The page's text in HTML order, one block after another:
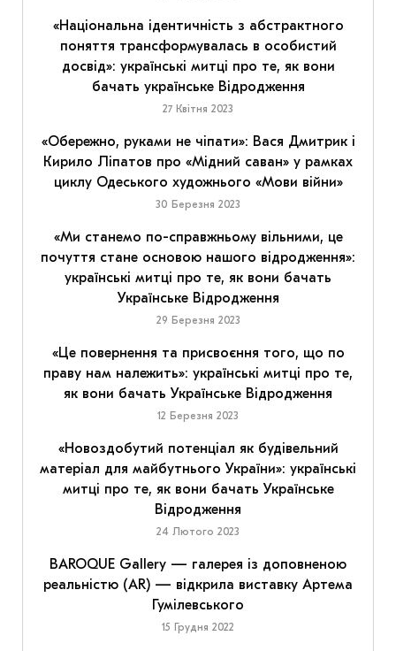
«Національна ідентичність з абстрактного
поняття трансформувалась в особистий
досвід»: українські митці про те, як вони
бачать українське Відродження
27 Квітня 2023
«Обережно, руками не чіпати»: Вася Дмитрик і
Кирило Ліпатов про «Мідний саван» у рамках
циклу Одеського художнього «Мови війни»
30 Березня 2023
«Ми станемо по-справжньому вільними, це
почуття стане основою нашого відродження»:
українські митці про те, як вони бачать
Українське Відродження
29 Березня 2023
«Це повернення та присвоєння того, що по
праву нам належить»: українські митці про те,
як вони бачать Українське Відродження
12 Березня 2023
«Новоздобутий потенціал як будівельний
матеріал для майбутнього України»: українські
митці про те, як вони бачать Українське
Відродження
24 Лютого 2023
BAROQUE Gallery — галерея із доповненою
реальністю (AR) — відкрила виставку Артема
Гумілевського
15 Грудня 2022